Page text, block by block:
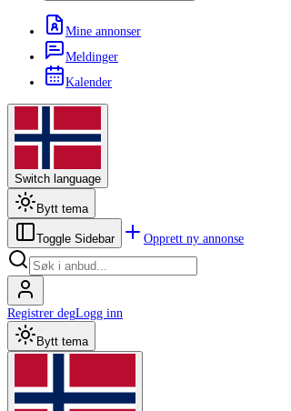
Mine annonser
Meldinger
Kalender
Switch language
Bytt tema
Toggle Sidebar Opprett ny annonse
Registrer degLogg inn
Bytt tema